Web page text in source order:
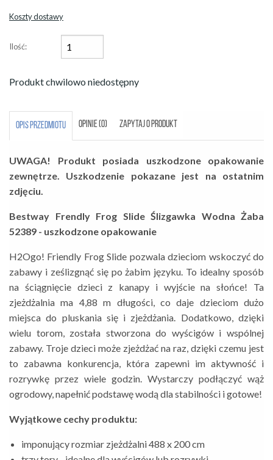
Koszty dostawy
Ilość:
Produkt chwilowo niedostępny
OPIS PRZEDMIOTU OPINIE (0) ZAPYTAJ O PRODUKT
UWAGA! Produkt posiada uszkodzone opakowanie
zewnętrze. Uszkodzenie pokazane jest na ostatnim
zdjęciu.
Bestway Frendly Frog Slide Ślizgawka Wodna Żaba
52389 - uszkodzone opakowanie
H2Ogo! Friendly Frog Slide pozwala dzieciom wskoczyć do
zabawy i ześlizgnąć się po żabim języku. To idealny sposób
na ściągnięcie dzieci z kanapy i wyjście na słońce! Ta
zjeżdżalnia ma 4,88 m długości, co daje dzieciom dużo
miejsca do pluskania się i zjeżdżania. Dodatkowo, dzięki
wielu torom, została stworzona do wyścigów i wspólnej
zabawy. Troje dzieci może zjeżdżać na raz, dzięki czemu jest
to zabawna konkurencja, która zapewni im aktywność i
rozrywkę przez wiele godzin. Wystarczy podłączyć wąż
ogrodowy, napełnić podstawę wodą dla stabilności i gotowe!
Wyjątkowe cechy produktu:
imponujący rozmiar zjeżdżalni 488 x 200 cm